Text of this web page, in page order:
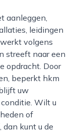
leidingen
volgens
streeft naar een
opdracht. Door
beperkt hkm
uw
Wilt u
of
kunt u de